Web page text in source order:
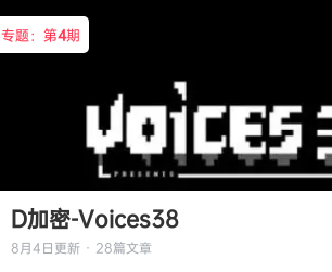
专题：第4期
D加密-Voices38
8月4日更新 · 28篇文章